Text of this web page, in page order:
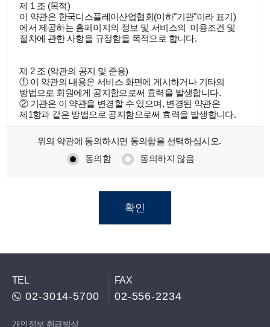
제 1 조 (목적)
이 약관은 한국디스플레이산업협회(이하"기관"이라 표기)
에서 제공하는 홈페이지의 정보 및 서비스의  이용조건 및
절차에 관한 사항을 규정함을 목적으로 합니다.
제 2 조 (약관의 공지 및 준용)
① 이 약관의 내용은 서비스 화면에 게시하거나 기타의
방법으로 회원에게 공지함으로써 효력을 발생합니다.
② 기관은 이 약관을 변경할 수 있으며, 변경된 약관은
제1항과 같은 방법으로 공지함으로써 효력을 발생합니다.
제 3 조 (약관 외 준칙)
이 약관에 명시되지 않은 사항은 전기통신기본법,
전기통신사업법 및 기타 관련법령의 규정에 의합니다.
이 약관에서 사용하는 용어의 정의는 다음과 같습니다.
- 회원       : 기관과 서비스 이용계약을 체결한 자
- 비밀번호   : 회원의 비밀 보호를 위해 회원 자신이 설정한
위의 약관에 동의하시면 동의함을 선택하십시오.
동의함
동의하지 않음
TEL
02-3014-5700
FAX
02-556-2234
개인정보 취급방식